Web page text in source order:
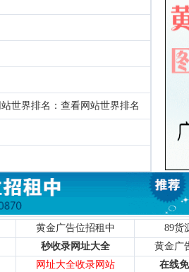
站世界排名： 查看网站世界排名
黄金广告位招租中 89货
秒收录网址大全 黄金广
网址大全收录网站 在线